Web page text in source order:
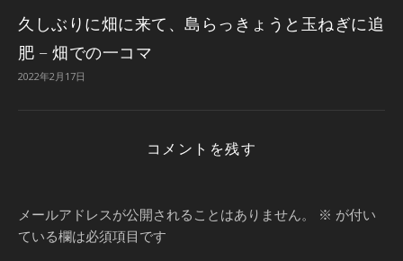
久しぶりに畑に来て、島らっきょうと玉ねぎに追
肥 – 畑での一コマ
2022年2月17日
コメントを残す
メールアドレスが公開されることはありません。 ※ が付い
ている欄は必須項目です